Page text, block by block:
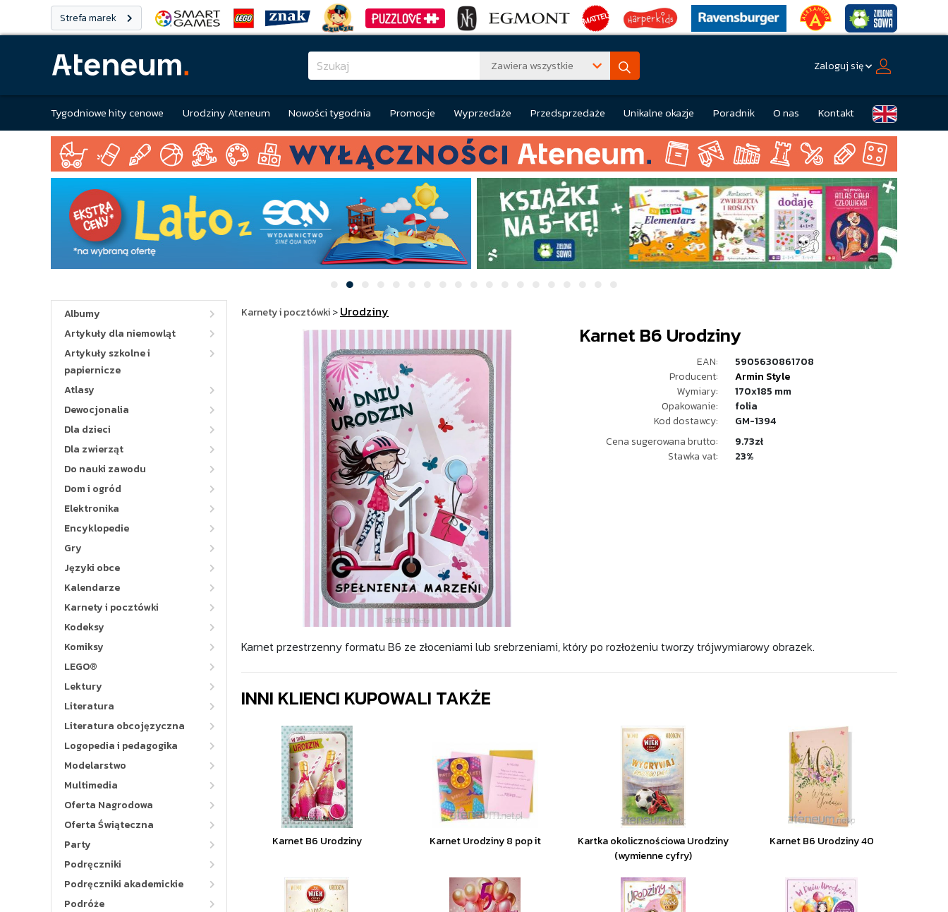
Strefa marek
Zawiera wszystkie Zaloguj się
Tygodniowe hity cenowe Urodziny Ateneum Nowości tygodnia Promocje Wyprzedaże Przedsprzedaże Unikalne okazje Poradnik O nas Kontakt
Albumy
Artykuły dla niemowląt
Artykuły szkolne i
papiernicze
Atlasy
Dewocjonalia
Dla dzieci
Dla zwierząt
Do nauki zawodu
Dom i ogród
Elektronika
Encyklopedie
Gry
Języki obce
Kalendarze
Karnety i pocztówki
Kodeksy
Komiksy
LEGO®
Lektury
Literatura
Literatura obcojęzyczna
Logopedia i pedagogika
Modelarstwo
Multimedia
Oferta Nagrodowa
Oferta Świąteczna
Party
Podręczniki
Podręczniki akademickie
Podróże
Karnety i pocztówki>Urodziny
Karnet B6 Urodziny
EAN:
5905630861708
Producent:
Armin Style
Wymiary:
170x185 mm
Opakowanie:
folia
Kod dostawcy:
GM-1394
Cena sugerowana brutto:
9.73zł
Stawka vat:
23%
Karnet przestrzenny formatu B6 ze złoceniami lub srebrzeniami, który po rozłożeniu tworzy trójwymiarowy obrazek.
INNI KLIENCI KUPOWALI TAKŻE
Karnet B6 Urodziny Karnet Urodziny 8 pop it
Kartka okolicznościowa Urodziny
(wymienne cyfry)
Karnet B6 Urodziny 40